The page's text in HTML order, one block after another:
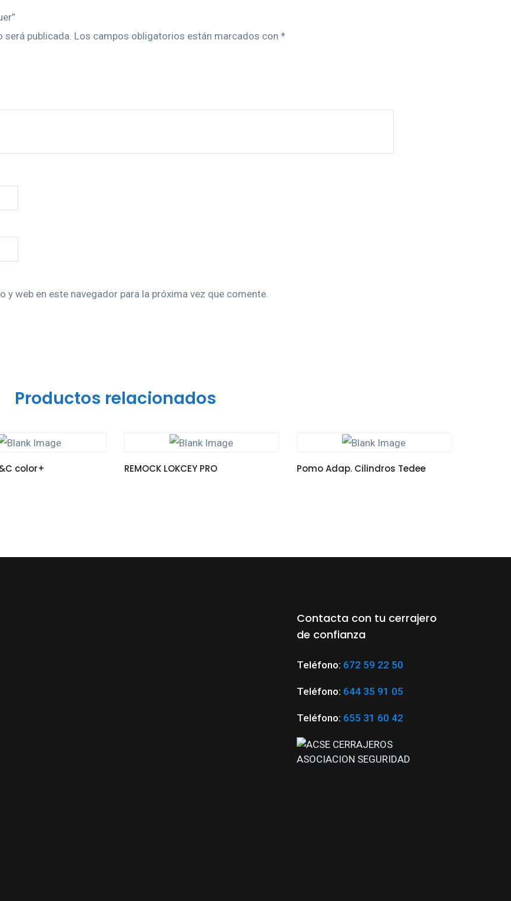
será publicada. Los campos obligatorios están marcados con *
y web en este navegador para la próxima vez que comente.
Productos relacionados
color+ REMOCK LOKCEY PRO Pomo Adap. Cilindros Tedee
Contacta con tu cerrajero
de confianza
Teléfono: 672 59 22 50
Teléfono: 644 35 91 05
Teléfono: 655 31 60 42